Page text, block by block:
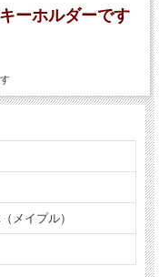
ーホルダーです
メイプル）